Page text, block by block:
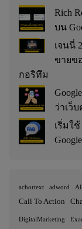
Rich
บน
เจนนี่
ขายข
กอริทึม
ว่าเว็
เริ่มใ
achortext adword
Call To Action
DigitalMarketing